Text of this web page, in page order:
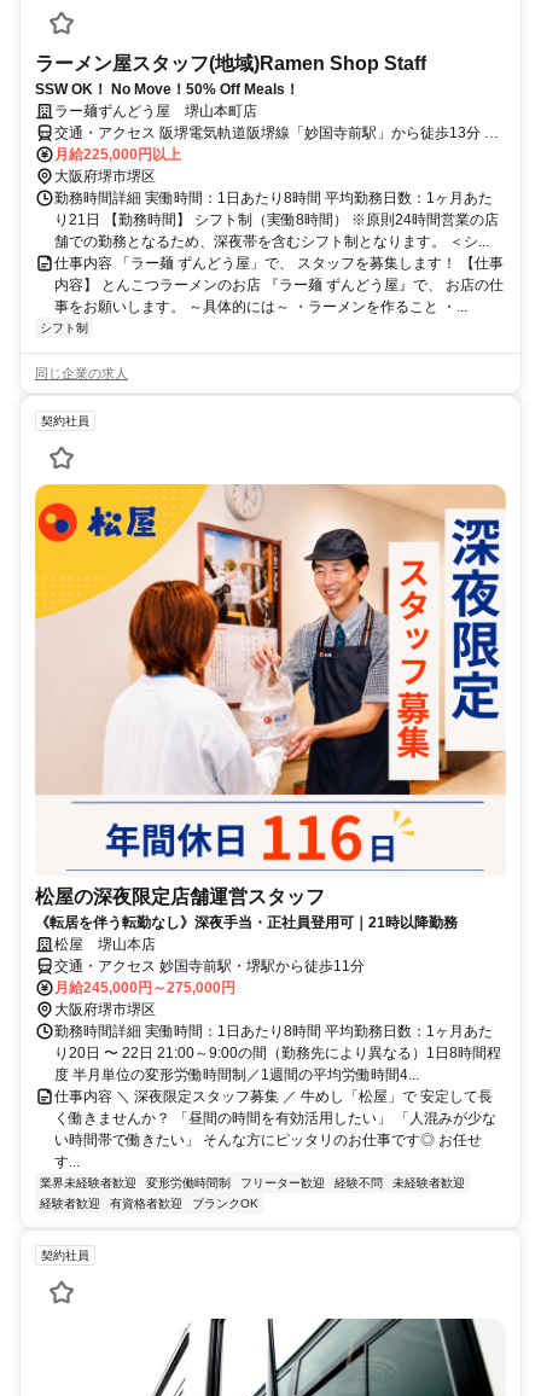
ラーメン屋スタッフ(地域)Ramen Shop Staff
SSW OK！ No Move！50% Off Meals！
ラー麺ずんどう屋 堺山本町店
交通・アクセス 阪堺電気軌道阪堺線「妙国寺前駅」から徒歩13分 南
海本線「堺駅」から徒歩12分 阪堺電気軌道阪堺線「神明町駅」から
徒歩13分 南海本線「七道駅」から徒歩13分 車（マイカー）・バイ
ク・自転車通勤OK
月給225,000円以上
大阪府堺市堺区
勤務時間詳細 実働時間：1日あたり8時間 平均勤務日数：1ヶ月あた
り21日 【勤務時間】 シフト制（実働8時間） ※原則24時間営業の店
舗での勤務となるため、深夜帯を含むシフト制となります。 ＜シ...
仕事内容 「ラー麺 ずんどう屋」で、 スタッフを募集します！ 【仕事
内容】 とんこつラーメンのお店 『ラー麺 ずんどう屋』で、 お店の仕
事をお願いします。 ～具体的には～ ・ラーメンを作ること ・...
シフト制
同じ企業の求人
契約社員
松屋の深夜限定店舗運営スタッフ
《転居を伴う転勤なし》深夜手当・正社員登用可｜21時以降勤務
松屋 堺山本店
交通・アクセス 妙国寺前駅・堺駅から徒歩11分
月給245,000円～275,000円
大阪府堺市堺区
勤務時間詳細 実働時間：1日あたり8時間 平均勤務日数：1ヶ月あた
り20日 〜 22日 21:00～9:00の間（勤務先により異なる）1日8時間程
度 半月単位の変形労働時間制／1週間の平均労働時間4...
仕事内容 ＼ 深夜限定スタッフ募集 ／ 牛めし「松屋」で 安定して長
く働きませんか？ 「昼間の時間を有効活用したい」 「人混みが少な
い時間帯で働きたい」 そんな方にピッタリのお仕事です◎ お任せ
す...
業界未経験者歓迎 変形労働時間制 フリーター歓迎 経験不問
未経験者歓迎
経験者歓迎
有資格者歓迎 ブランクOK
契約社員